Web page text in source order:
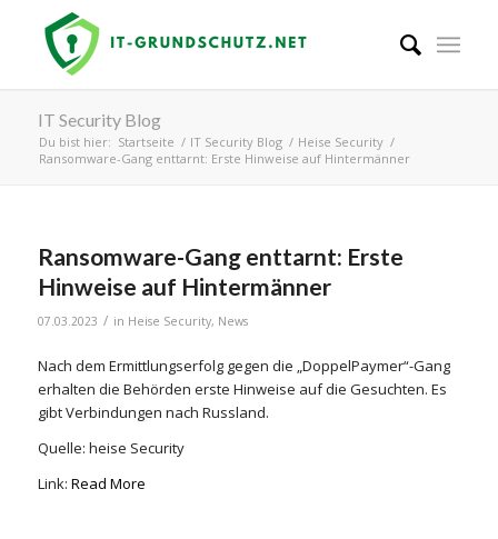
IT Security Blog
Du bist hier: Startseite / IT Security Blog / Heise Security /
Ransomware-Gang enttarnt: Erste Hinweise auf Hintermänner
Ransomware-Gang enttarnt: Erste
Hinweise auf Hintermänner
07.03.2023 / in Heise Security, News
Nach dem Ermittlungserfolg gegen die „DoppelPaymer“-Gang
erhalten die Behörden erste Hinweise auf die Gesuchten. Es
gibt Verbindungen nach Russland.​
Quelle: heise Security
Link: Read More